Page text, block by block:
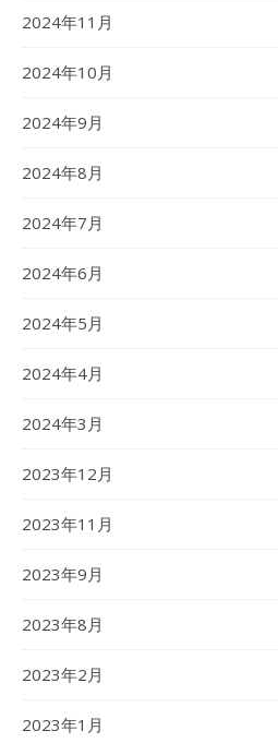
2024年11月
2024年10月
2024年9月
2024年8月
2024年7月
2024年6月
2024年5月
2024年4月
2024年3月
2023年12月
2023年11月
2023年9月
2023年8月
2023年2月
2023年1月